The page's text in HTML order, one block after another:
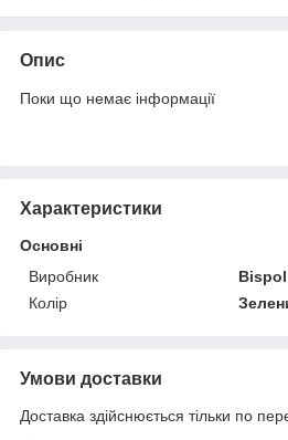
Опис
Поки що немає інформації
Характеристики
Основні
Виробник
Bispol
Колір
Умови доставки
Доставка здійснюється тільки по